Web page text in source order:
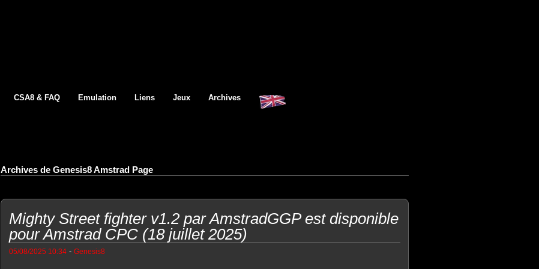
CSA8 & FAQ Emulation Liens Jeux Archives
Archives de Genesis8 Amstrad Page
Mighty Street fighter v1.2 par AmstradGGP est disponible
pour Amstrad CPC (18 juillet 2025)
05/08/2025 10:34- Genesis8